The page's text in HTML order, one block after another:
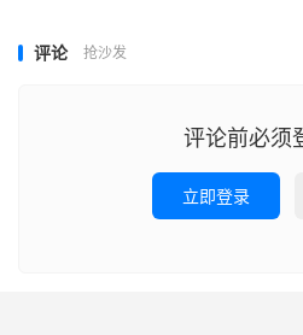
评论 抢沙发
评论前必须
立即登录